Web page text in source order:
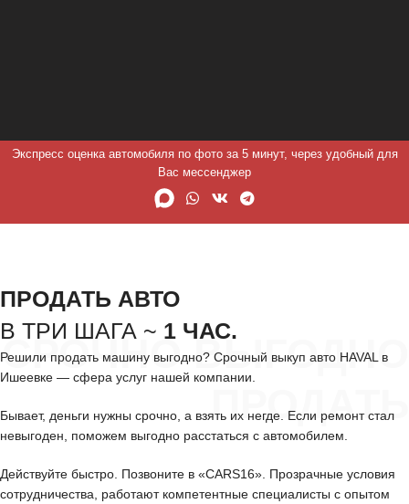
Экспресс оценка автомобиля по фото за 5 минут, через удобный для
Вас мессенджер
СРОЧНО ВЫГОДНО
ПРОДАТЬ
ПРОДАТЬ АВТО
В ТРИ ШАГА ~ 1 ЧАС.
Решили продать машину выгодно? Срочный выкуп авто HAVAL в
Ишеевке — сфера услуг нашей компании.
Бывает, деньги нужны срочно, а взять их негде. Если ремонт стал
невыгоден, поможем выгодно расстаться с автомобилем.
Действуйте быстро. Позвоните в «CARS16». Прозрачные условия
сотрудничества, работают компетентные специалисты с опытом